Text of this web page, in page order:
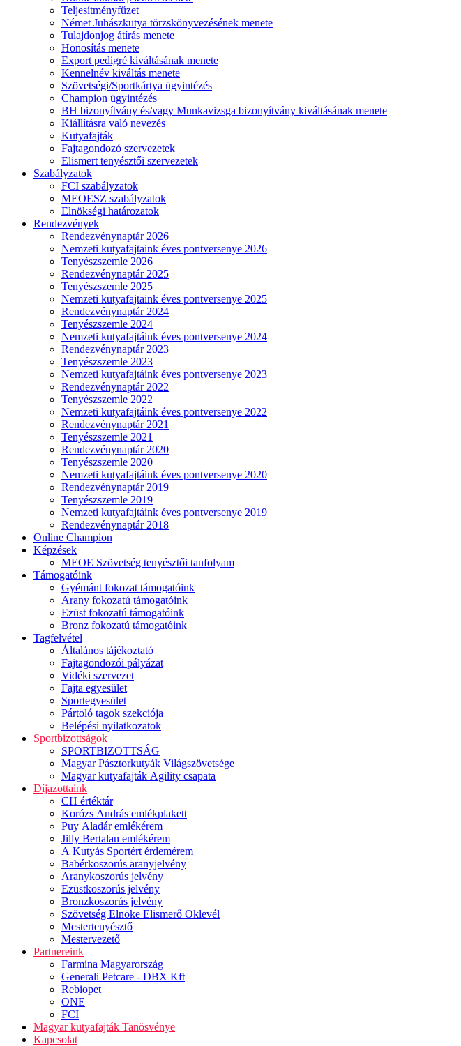
Teljesítményfűzet
Német Juhászkutya törzskönyvezésének menete
Tulajdonjog átírás menete
Honosítás menete
Export pedigré kiváltásának menete
Kennelnév kiváltás menete
Szövetségi/Sportkártya ügyintézés
Champion ügyintézés
BH bizonyítvány és/vagy Munkavizsga bizonyítvány kiváltásának menete
Kiállításra való nevezés
Kutyafajták
Fajtagondozó szervezetek
Elismert tenyésztői szervezetek
Szabályzatok
FCI szabályzatok
MEOESZ szabályzatok
Elnökségi határozatok
Rendezvények
Rendezvénynaptár 2026
Nemzeti kutyafajtaink éves pontversenye 2026
Tenyészszemle 2026
Rendezvénynaptár 2025
Tenyészszemle 2025
Nemzeti kutyafajtaink éves pontversenye 2025
Rendezvénynaptár 2024
Tenyészszemle 2024
Nemzeti kutyafajtáink éves pontversenye 2024
Rendezvénynaptár 2023
Tenyészszemle 2023
Nemzeti kutyafajtáink éves pontversenye 2023
Rendezvénynaptár 2022
Tenyészszemle 2022
Nemzeti kutyafajtáink éves pontversenye 2022
Rendezvénynaptár 2021
Tenyészszemle 2021
Rendezvénynaptár 2020
Tenyészszemle 2020
Nemzeti kutyafajtáink éves pontversenye 2020
Rendezvénynaptár 2019
Tenyészszemle 2019
Nemzeti kutyafajtáink éves pontversenye 2019
Rendezvénynaptár 2018
Online Champion
Képzések
MEOE Szövetség tenyésztői tanfolyam
Támogatóink
Gyémánt fokozat támogatóink
Arany fokozatú támogatóink
Ezüst fokozatú támogatóink
Bronz fokozatú támogatóink
Tagfelvétel
Általános tájékoztató
Fajtagondozói pályázat
Vidéki szervezet
Fajta egyesület
Sportegyesület
Pártoló tagok szekciója
Belépési nyilatkozatok
Sportbizottságok
SPORTBIZOTTSÁG
Magyar Pásztorkutyák Világszövetsége
Magyar kutyafajták Agility csapata
Díjazottaink
CH értéktár
Korózs András emlékplakett
Puy Aladár emlékérem
Jilly Bertalan emlékérem
A Kutyás Sportért érdemérem
Babérkoszorús aranyjelvény
Aranykoszorús jelvény
Ezüstkoszorús jelvény
Bronzkoszorús jelvény
Szövetség Elnöke Elismerő Oklevél
Mestertenyésztő
Mestervezető
Partnereink
Farmina Magyarország
Generali Petcare - DBX Kft
Rebiopet
ONE
FCI
Magyar kutyafajták Tanösvénye
Kapcsolat